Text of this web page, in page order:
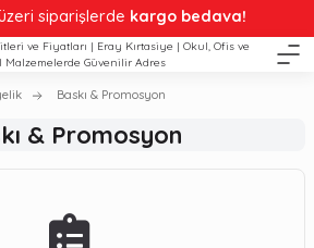
siparişlerde kargo bedava!
Baskı & Promosyon
& Promosyon